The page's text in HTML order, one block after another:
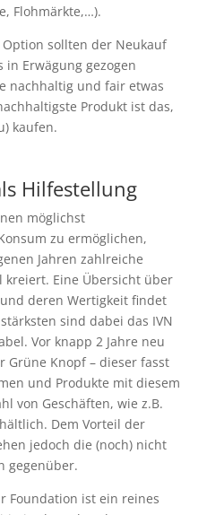
Flohmärkte,…).
sollten der Neukauf
in Erwägung gezogen
nachhaltig und fair etwas
Produkt ist das,
kaufen.
Hilfestellung
möglichst
zu ermöglichen,
Jahren zahlreiche
kreiert. Eine Übersicht über
deren Wertigkeit findet
sind dabei das IVN
Vor knapp 2 Jahre neu
Grüne Knopf – dieser fasst
und Produkte mit diesem
von Geschäften, wie z.B.
Dem Vorteil der
jedoch die (noch) nicht
gegenüber.
Foundation ist ein reines